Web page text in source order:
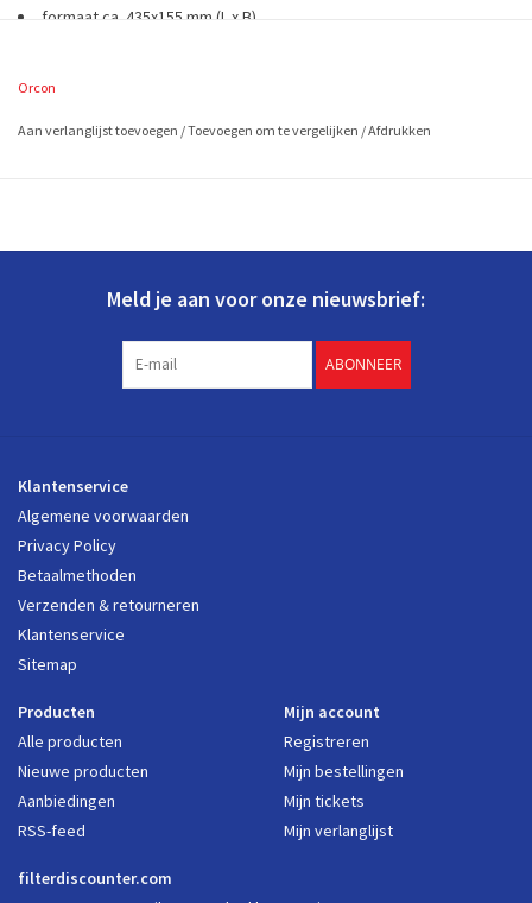
formaat ca. 435x155 mm (L x B)
morgen in huis!
Orcon
Aan verlanglijst toevoegen /Toevoegen om te vergelijken /Afdrukken
Meld je aan voor onze nieuwsbrief:
ABONNEER
Klantenservice
Algemene voorwaarden
Privacy Policy
Betaalmethoden
Verzenden & retourneren
Klantenservice
Sitemap
Producten
Alle producten
Nieuwe producten
Aanbiedingen
RSS-feed
Mijn account
Registreren
Mijn bestellingen
Mijn tickets
Mijn verlanglijst
filterdiscounter.com